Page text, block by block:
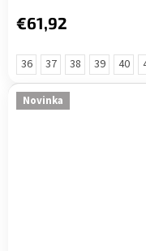
€61,92
36 37 38 39 40
Novinka